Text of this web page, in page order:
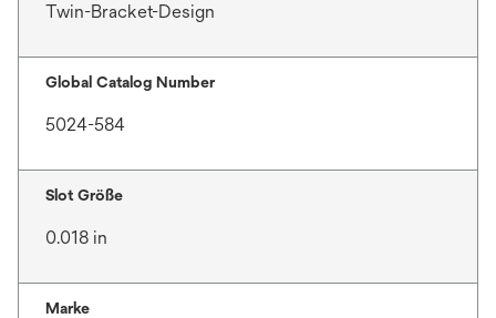
Twin-Bracket-Design
Global Catalog Number
5024-584
Slot Größe
0.018 in
Marke